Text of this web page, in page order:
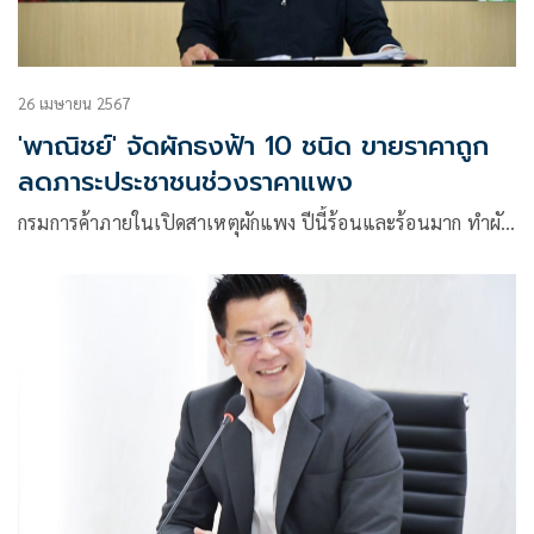
26 เมษายน 2567
'พาณิชย์' จัดผักธงฟ้า 10 ชนิด ขายราคาถูก
ลดภาระประชาชนช่วงราคาแพง
กรมการค้าภายในเปิดสาเหตุผักแพง ปีนี้ร้อนและร้อนมาก ทำผั…